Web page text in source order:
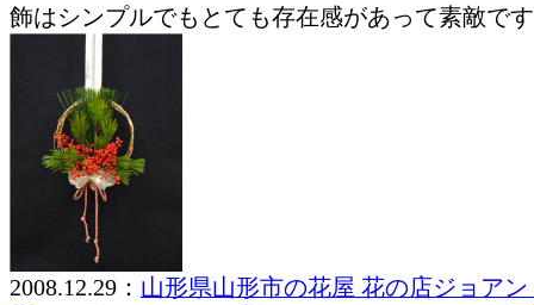
飾はシンプルでもとても存在感があって素敵で
2008.12.29： 山形県山形市の花屋 花の店ジョア